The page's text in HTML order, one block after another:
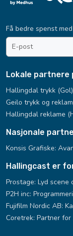
Lokale partnere
Hallingdal trykk (Gol)
Geilo trykk og
Hallingdal reklame
Nasjonale
Konsis Grafiske:
Hallingcast er
Prostage: Lyd scene
P2H inc:
Fujifilm Nordic AB:
Coretrek: Partner
Få bedre spenst
email
address
*